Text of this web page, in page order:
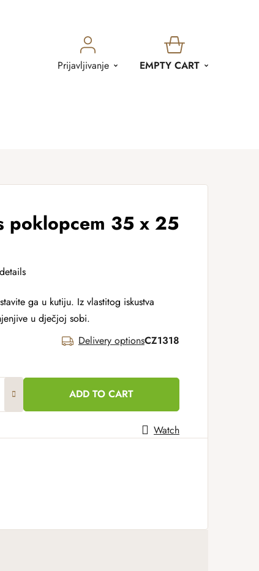
Prijavljivanje
SHOPPING
EMPTY CART
poklopcem 35 x 25
ga u kutiju. Iz vlastitog iskustva
u dječjoj sobi.
Delivery optionsCZ1318
ADD TO CART
Watch